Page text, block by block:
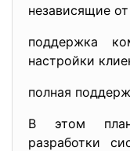
независящие
поддержка
настройки
полная
В этом
разработки